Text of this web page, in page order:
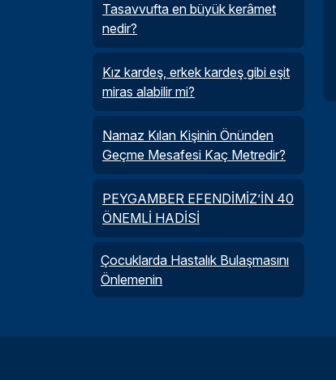
Tasavvufta en büyük kerâmet
nedir?
Kız kardeş, erkek kardeş gibi eşit
miras alabilir mi?
Namaz Kılan Kişinin Önünden
Geçme Mesafesi Kaç Metredir?
PEYGAMBER EFENDİMİZ’İN 40
ÖNEMLİ HADİSİ
Çocuklarda Hastalık Bulaşmasını
Önlemenin